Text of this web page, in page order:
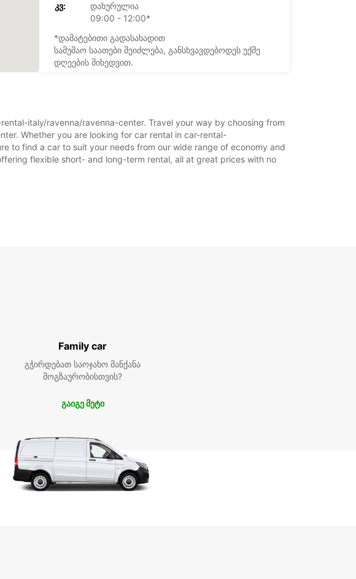
ᲙᲕ:
დახურულია
09:00 - 12:00*
*დამატებითი გადასახადით
სამუშაო საათები შეიძლება, განსხვავდებოდეს უქმე
დღეების მიხედვით.
მარშრუტი
italy/ravenna/ravenna-center. Travel your way by choosing from
Whether you are looking for car rental in car-rental-
to find a car to suit your needs from our wide range of economy and
flexible short- and long-term rental, all at great prices with no
Family car
გჭირდებათ საოჯახო მანქანა
მოგზაურობისთვის?
გაიგე მეტი